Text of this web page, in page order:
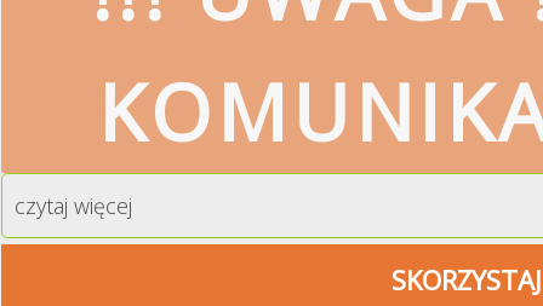
czytaj więcej